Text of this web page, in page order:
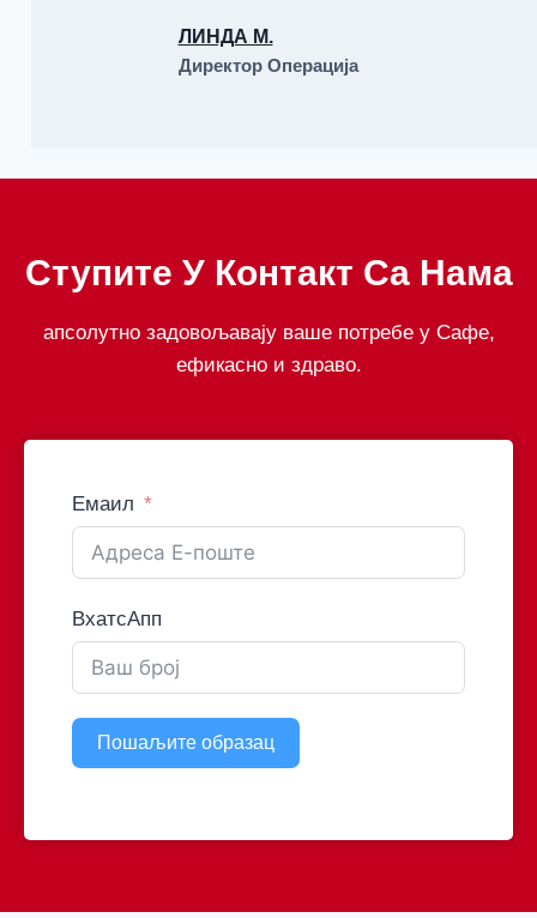
ЛИНДА М.
Директор Операција
Ступите У Контакт Са Нама
апсолутно задовољавају ваше потребе у Сафе,
ефикасно и здраво.
Емаил
ВхатсАпп
Пошаљите образац